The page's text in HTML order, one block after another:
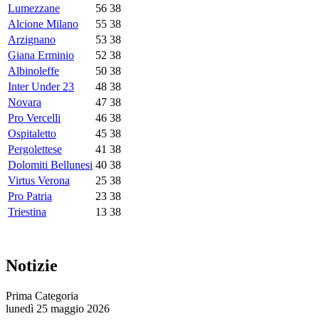
Lumezzane
56 38
Alcione Milano
55 38
Arzignano
53 38
Giana Erminio
52 38
Albinoleffe
50 38
Inter Under 23
48 38
Novara
47 38
Pro Vercelli
46 38
Ospitaletto
45 38
Pergolettese
41 38
Dolomiti Bellunesi 40 38
Virtus Verona
25 38
Pro Patria
23 38
Triestina
13 38
Notizie
Prima Categoria
lunedì 25 maggio 2026